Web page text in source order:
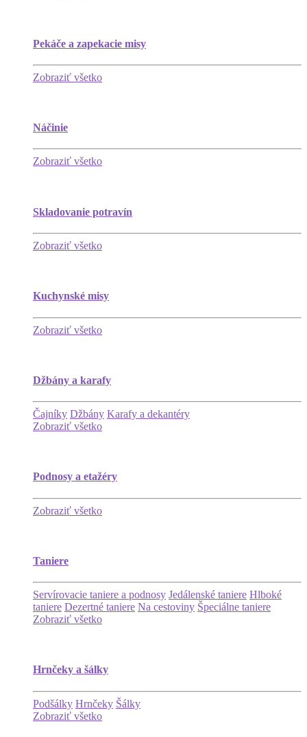
Pekáče a zapekacie misy
Zobraziť všetko
Náčinie
Zobraziť všetko
Skladovanie potravín
Zobraziť všetko
Kuchynské misy
Zobraziť všetko
Džbány a karafy
Čajníky Džbány Karafy a dekantéry
Zobraziť všetko
Podnosy a etažéry
Zobraziť všetko
Taniere
Servírovacie taniere a podnosy Jedálenské taniere Hlboké
taniere Dezertné taniere Na cestoviny Špeciálne taniere
Zobraziť všetko
Hrnčeky a šálky
Podšálky Hrnčeky Šálky
Zobraziť všetko